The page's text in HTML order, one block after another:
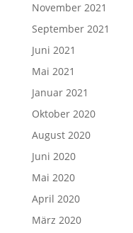
November 2021
September 2021
Juni 2021
Mai 2021
Januar 2021
Oktober 2020
August 2020
Juni 2020
Mai 2020
April 2020
März 2020